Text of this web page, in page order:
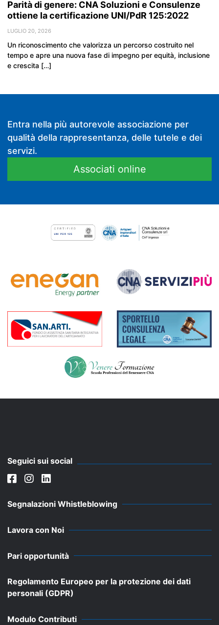
Parità di genere: CNA Soluzioni e Consulenze
ottiene la certificazione UNI/PdR 125:2022
LUGLIO 20, 2026
Un riconoscimento che valorizza un percorso costruito nel
tempo e apre una nuova fase di impegno per equità, inclusione
e crescita […]
Entra nella più autorevole associazione per
qualità della rappresentanza, delle tutele e dei
servizi.
Associati online
Seguici sui social
Segnalazioni Whistleblowing
Lavora con Noi
Pari opportunità
Regolamento Europeo per la protezione dei dati
personali (GDPR)
Modulo Contributi